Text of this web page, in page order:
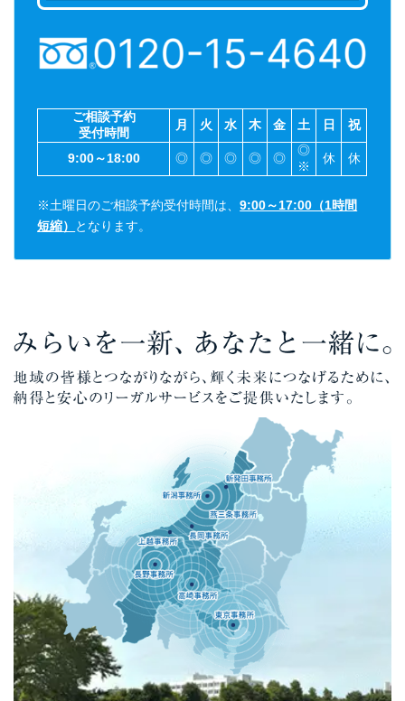
ご相談予約
受付時間
月 火 水 木 金 土 日 祝
9:00～18:00 ◎ ◎ ◎ ◎ ◎
◎
※
休 休
※土曜日のご相談予約受付時間は、9:00～17:00（1時間
短縮）
となります。